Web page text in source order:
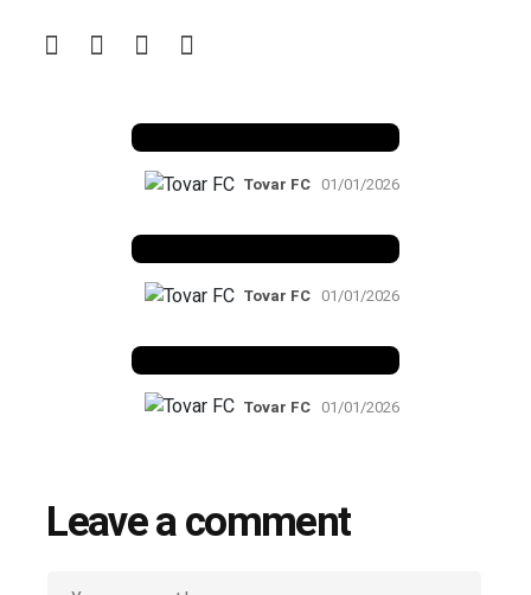
Tovar FC 01/01/2026
Tovar FC 01/01/2026
Tovar FC 01/01/2026
Leave a comment